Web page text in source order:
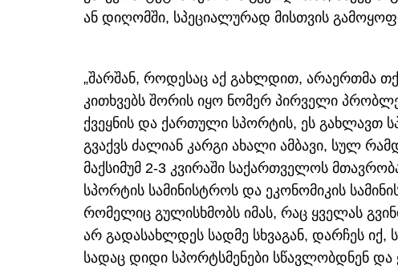
ან დიღომში, სპეციალურად მისთვის
„შარშან, როდესაც აქ გახლდით, არაერთმა
კითხვებს შორის იყო ნომერ პირველი
ქვეყნის და ქართული სპორტის, ეს გახლავთ
გვაქვს ძალიან კარგი ახალი ამბავი, სულ
მაქსიმუმ 2-3 კვირაში საქართველოს
სპორტის სამინისტროს და ეკონომიკის
რომელიც გულისხმობს იმას, რაც ყველას
არ გადასახლდეს სადმე სხვაგან, დარჩეს
სადაც დიდი სპორტსმენები სწავლობდნენ და